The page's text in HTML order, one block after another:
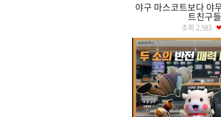
야구 마스코트보다 야
트친구
조회 2,583